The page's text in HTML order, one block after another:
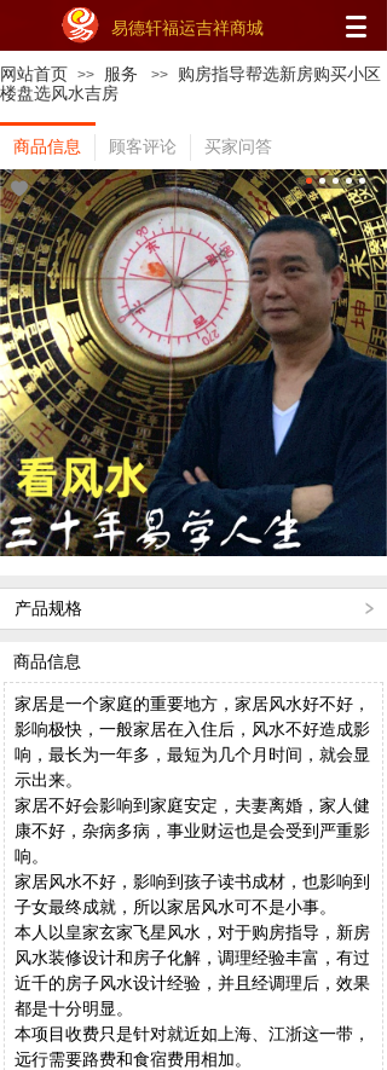
易德轩福运吉祥商城
网站首页 >> 服务 >>
购房指导帮选新房购买小区
楼盘选风水吉房
商品信息 顾客评论 买家问答
产品规格
商品信息
家居是一个家庭的重要地方，家居风水好不好，
影响极快，一般家居在入住后，风水不好造成影
响，最长为一年多，最短为几个月时间，就会显
示出来。
家居不好会影响到家庭安定，夫妻离婚，家人健
康不好，杂病多病，事业财运也是会受到严重影
响。
家居风水不好，影响到孩子读书成材，也影响到
子女最终成就，所以家居风水可不是小事。
本人以皇家玄家飞星风水，对于购房指导，新房
风水装修设计和房子化解，调理经验丰富，有过
近千的房子风水设计经验，并且经调理后，效果
都是十分明显。
本项目收费只是针对就近如上海、江浙这一带，
远行需要路费和食宿费用相加。